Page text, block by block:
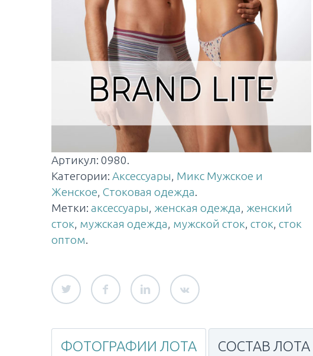
Артикул: 0980.
Категории: Аксессуары, Микс Мужское и
Женское, Стоковая одежда.
Метки: аксессуары, женская одежда, женский
сток, мужская одежда, мужской сток, сток, сток
оптом.
ФОТОГРАФИИ ЛОТА СОСТАВ ЛОТА